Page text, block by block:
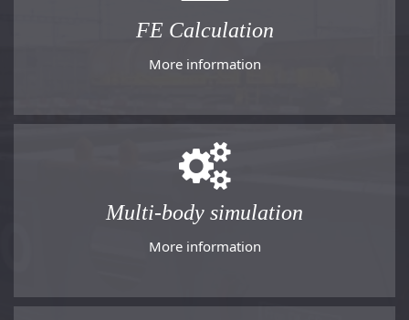
FE Calculation
More information
Multi-body simulation
More information